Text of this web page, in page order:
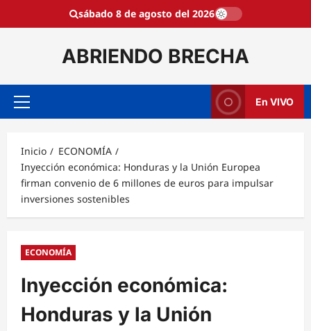
sábado 8 de agosto del 2026
ABRIENDO BRECHA
Menú
En VIVO
Inicio
ECONOMÍA
Inyección económica: Honduras y la Unión Europea
firman convenio de 6 millones de euros para impulsar
inversiones sostenibles
ECONOMÍA
Inyección económica:
Honduras y la Unión